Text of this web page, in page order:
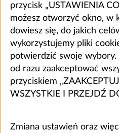
przycisk „USTAWIENIA
możesz otworzyć okno, w
dowiesz się, do jakich
wykorzystujemy pliki
potwierdzić swoje wybory.
od razu zaakceptować
przyciskiem „ZAAKCEPTUJ
WSZYSTKIE I PRZEJDŹ
Zmiana ustawień oraz